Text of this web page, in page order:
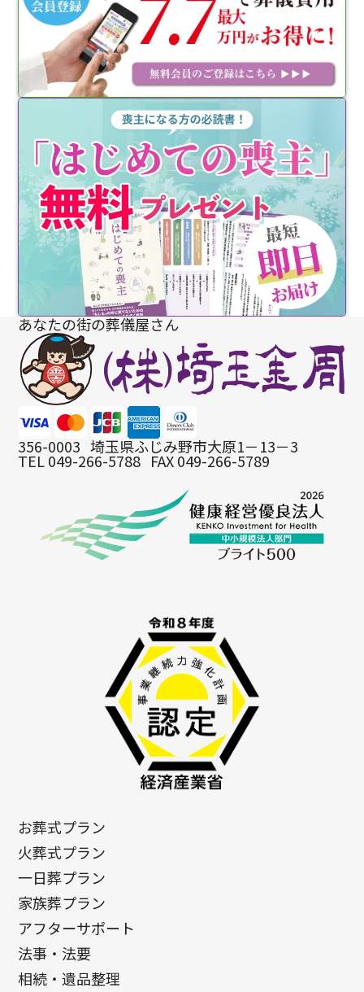
あなたの街の葬儀屋さん
356-0003 埼玉県ふじみ野市大原1－13－3
TEL 049-266-5788 FAX 049-266-5789
お葬式プラン
火葬式プラン
一日葬プラン
家族葬プラン
アフターサポート
法事・法要
相続・遺品整理